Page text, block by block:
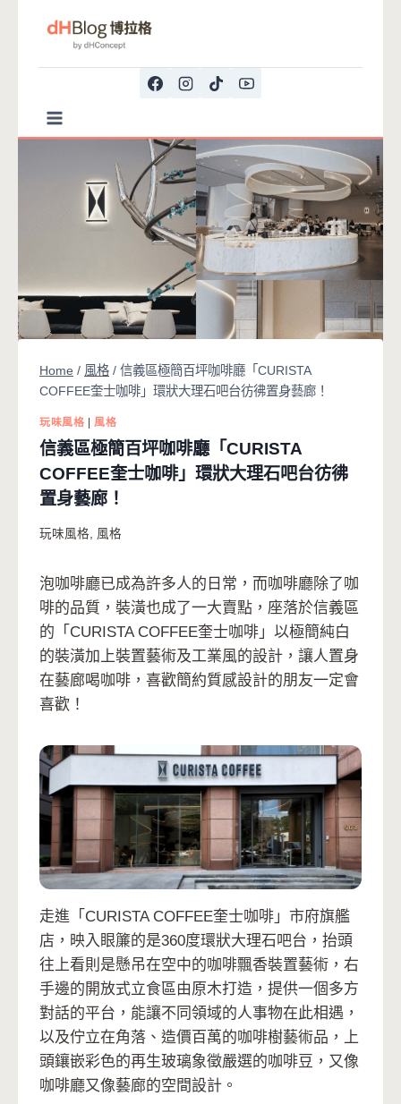
Home / 風格 / 信義區極簡百坪咖啡廳「CURISTA
COFFEE奎士咖啡」環狀大理石吧台彷彿置身藝廊！
玩味風格 |風格
信義區極簡百坪咖啡廳「CURISTA
COFFEE奎士咖啡」環狀大理石吧台彷彿
置身藝廊！
玩味風格 風格
泡咖啡廳已成為許多人的日常，而咖啡廳除了咖
啡的品質，裝潢也成了一大賣點，座落於信義區
的「CURISTA COFFEE奎士咖啡」以極簡純白
的裝潢加上裝置藝術及工業風的設計，讓人置身
在藝廊喝咖啡，喜歡簡約質感設計的朋友一定會
喜歡！
走進「CURISTA COFFEE奎士咖啡」市府旗艦
店，映入眼簾的是360度環狀大理石吧台，抬頭
往上看則是懸吊在空中的咖啡飄香裝置藝術，右
手邊的開放式立食區由原木打造，提供一個多方
對話的平台，能讓不同領域的人事物在此相遇，
以及佇立在角落、造價百萬的咖啡樹藝術品，上
頭鑲嵌彩色的再生玻璃象徵嚴選的咖啡豆，又像
咖啡廳又像藝廊的空間設計。